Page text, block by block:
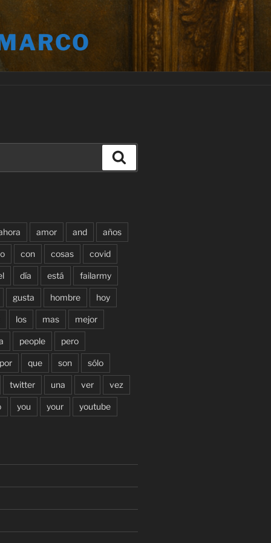
amor and años
con cosas covid
día está failarmy
gusta hombre hoy
los mas mejor
people pero
por que son sólo
twitter una ver vez
you your youtube